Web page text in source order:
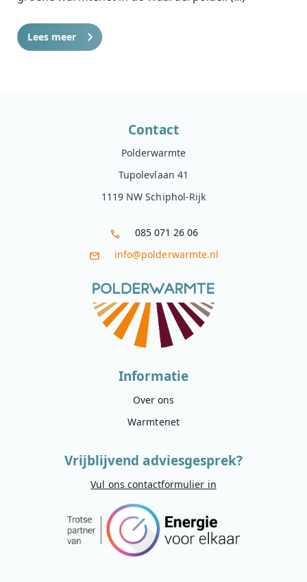
Lees meer
Contact
Polderwarmte
Tupolevlaan 41
1119 NW Schiphol-Rijk
085 071 26 06
info@polderwarmte.nl
Informatie
Over ons
Warmtenet
Vrijblijvend adviesgesprek?
Vul ons contactformulier in